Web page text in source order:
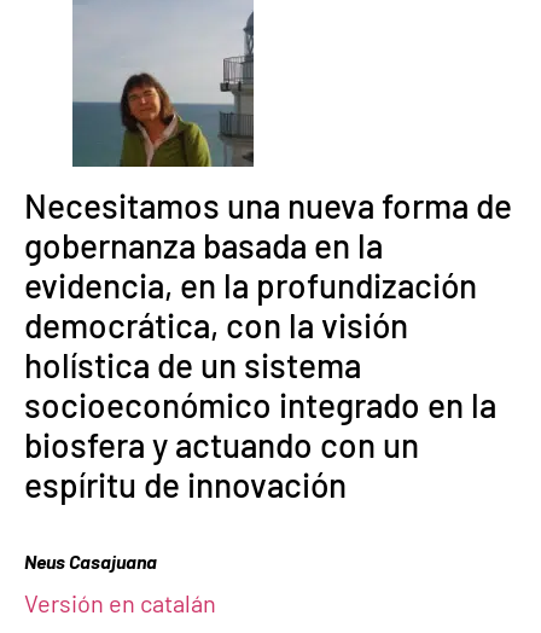
Necesitamos una nueva forma de
gobernanza basada en la
evidencia, en la profundización
democrática, con la visión
holística de un sistema
socioeconómico integrado en la
biosfera y actuando con un
espíritu de innovación
Neus Casajuana
Versión en catalán